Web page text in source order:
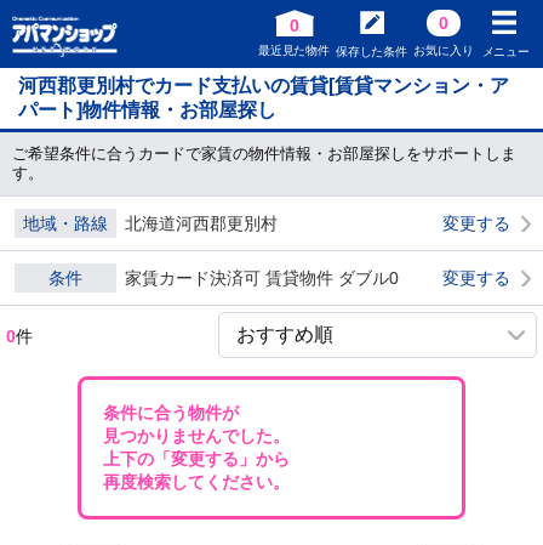
0
最近見た物件 保存した条件
0
お気に入り メニュー
河西郡更別村でカード支払いの賃貸[賃貸マンション・ア
パート]物件情報・お部屋探し
ご希望条件に合うカードで家賃の物件情報・お部屋探しをサポートしま
す。
地域・路線 北海道河西郡更別村 変更する
条件 家賃カード決済可 賃貸物件 ダブル0 変更する
0件
条件に合う物件が
見つかりませんでした。
上下の「変更する」から
再度検索してください。